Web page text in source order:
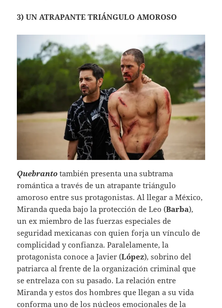
3) UN ATRAPANTE TRIÁNGULO AMOROSO
Quebrantotambién presenta una subtrama
romántica a través de un atrapante triángulo
amoroso entre sus protagonistas. Al llegar a México,
Miranda queda bajo la protección de Leo (Barba),
un ex miembro de las fuerzas especiales de
seguridad mexicanas con quien forja un vínculo de
complicidad y confianza. Paralelamente, la
protagonista conoce a Javier (López), sobrino del
patriarca al frente de la organización criminal que
se entrelaza con su pasado. La relación entre
Miranda y estos dos hombres que llegan a su vida
conforma uno de los núcleos emocionales de la